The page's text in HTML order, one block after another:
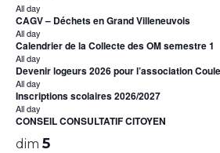
All day
CAGV – Déchets en Grand Villeneuvois
All day
Calendrier de la Collecte des OM semestre 1
All day
Devenir logeurs 2026 pour l’association
All day
Inscriptions scolaires 2026/2027
All day
CONSEIL CONSULTATIF CITOYEN
dim 5